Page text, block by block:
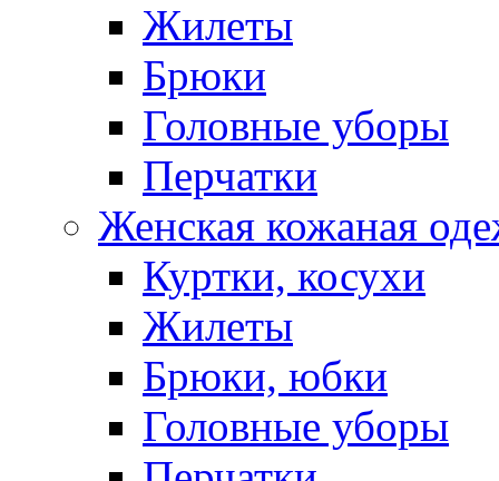
Жилеты
Брюки
Головные уборы
Перчатки
Женская кожаная
Куртки, косухи
Жилеты
Брюки, юбки
Головные уборы